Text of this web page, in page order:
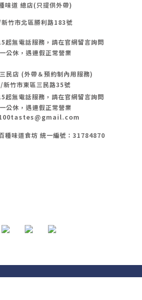
味道 總店(只提供外帶)
竹市北區勝利路183號
起無電話服務，請在官網留言詢問
公休，遇連假正常營業
民店 (外帶＆預約制內用服務)
新竹市東區三民路35號
起無電話服務，請在官網留言詢問
公休，遇連假正常營業
種味道食坊 統一編號：31784870